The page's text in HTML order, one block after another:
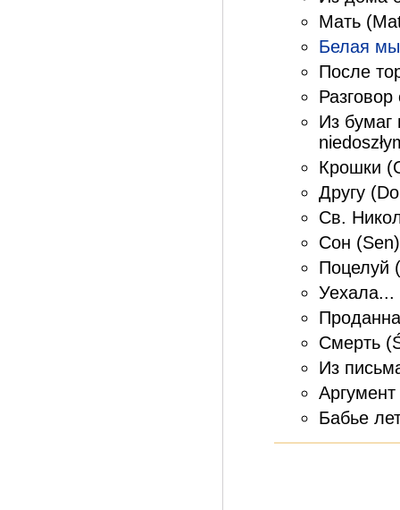
Мать
Белая
После
Из бумаг
Крошки
Другу
Св.
Сон
Поцелуй
Уехала...
Смерть
Из
Бабье